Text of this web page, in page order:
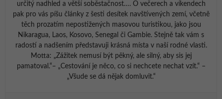
určitý nadhled a větší soběstačnost…. O večerech a víkendech
pak pro vás píšu články z šesti desítek navštívených zemí, včetně
těch prozatím nepostižených masovou turistikou, jako jsou
Nikaragua, Laos, Kosovo, Senegal či Gambie. Stejně tak vám s
radostí a nadšením představuji krásná místa v naší rodné vlasti.
Motta: „Zážitek nemusí být pěkný, ale silný, aby sis jej
pamatoval.“– „Cestování je něco, co si nechcete nechat vzít.“ –
„Všude se dá nějak domluvit.“